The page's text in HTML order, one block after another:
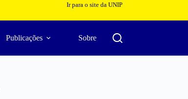
Ir para o site da UNIP
Publicações Sobre